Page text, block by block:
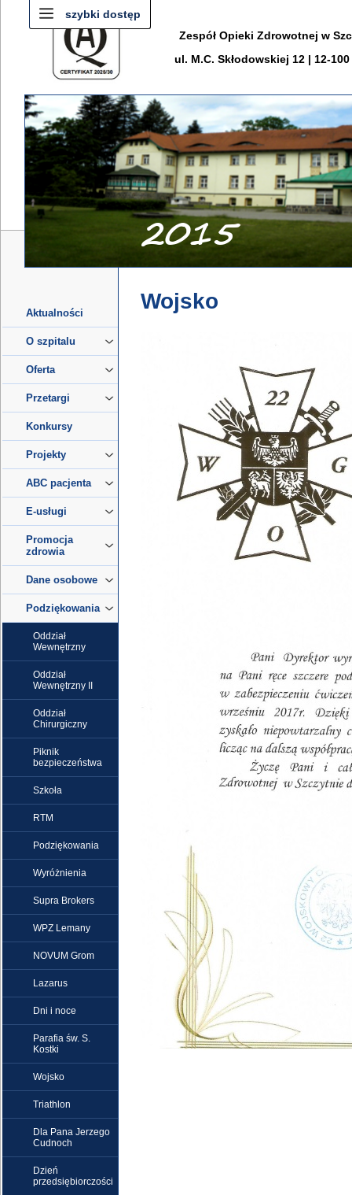
szybki dostęp
Zespół Opieki Zdrowotnej w
ul. M.C. Skłodowskiej 12 | 12-
Aktualności
O szpitalu
Oferta
Przetargi
Konkursy
Projekty
ABC pacjenta
E-usługi
Promocja
zdrowia
Dane osobowe
Podziękowania
Oddział
Wewnętrzny
Oddział
Wewnętrzny II
Oddział
Chirurgiczny
Piknik
bezpieczeństwa
Szkoła
RTM
Podziękowania
Wyróżnienia
Supra Brokers
WPZ Lemany
NOVUM Grom
Lazarus
Dni i noce
Parafia św. S.
Kostki
Wojsko
Triathlon
Dla Pana Jerzego
Cudnoch
Dzień
przedsiębiorczości
Wojsko